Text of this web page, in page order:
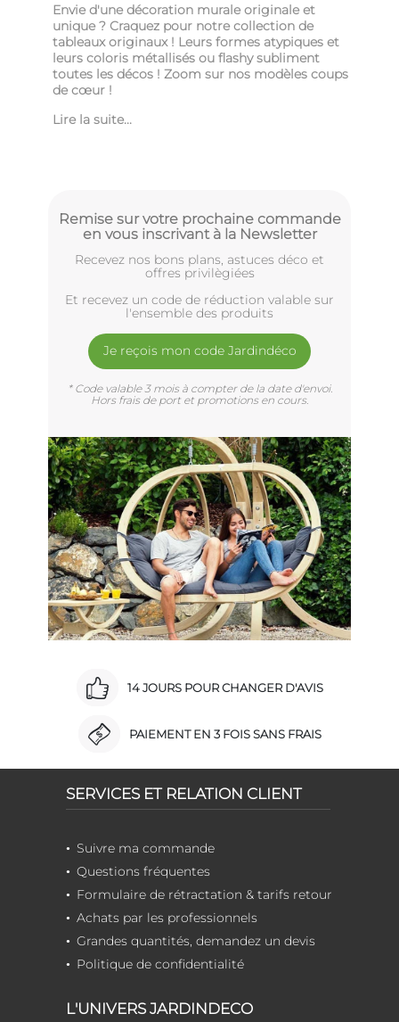
Envie d'une décoration murale originale et
unique ? Craquez pour notre collection de
tableaux originaux ! Leurs formes atypiques et
leurs coloris métallisés ou flashy subliment
toutes les décos ! Zoom sur nos modèles coups
de cœur !
Lire la suite...
Remise sur votre prochaine commande
en vous inscrivant à la Newsletter
Recevez nos bons plans, astuces déco et
offres privilègiées
Et recevez un code de réduction valable sur
l'ensemble des produits
Je reçois mon code Jardindéco
* Code valable 3 mois à compter de la date d'envoi.
Hors frais de port et promotions en cours.
14 JOURS POUR CHANGER D'AVIS
PAIEMENT EN 3 FOIS SANS FRAIS
SERVICES ET RELATION CLIENT
Suivre ma commande
Questions fréquentes
Formulaire de rétractation & tarifs retour
Achats par les professionnels
Grandes quantités, demandez un devis
Politique de confidentialité
L'UNIVERS JARDINDECO